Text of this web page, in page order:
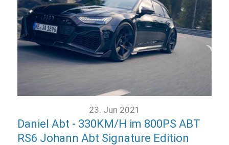
23. Jun 2021
Daniel Abt - 330KM/H im 800PS ABT
RS6 Johann Abt Signature Edition